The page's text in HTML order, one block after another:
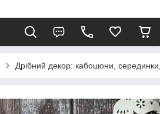
Дрібний декор: кабошони,